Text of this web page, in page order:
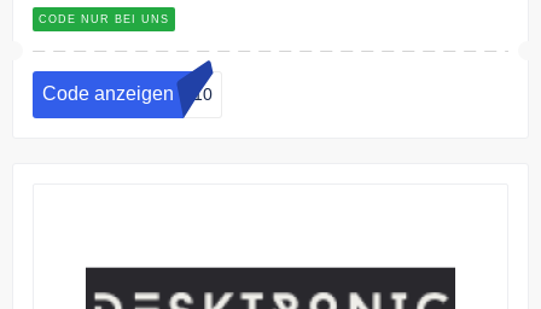
CODE NUR BEI UNS
Code anzeigen .c10